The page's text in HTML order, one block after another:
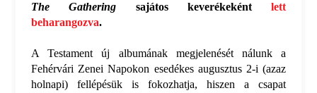
The Gathering sajátos keverékeként lett
beharangozva.
A Testament új albumának megjelenését nálunk a
Fehérvári Zenei Napokon esedékes augusztus 2-i (azaz
holnapi) fellépésük is fokozhatja, hiszen a csapat